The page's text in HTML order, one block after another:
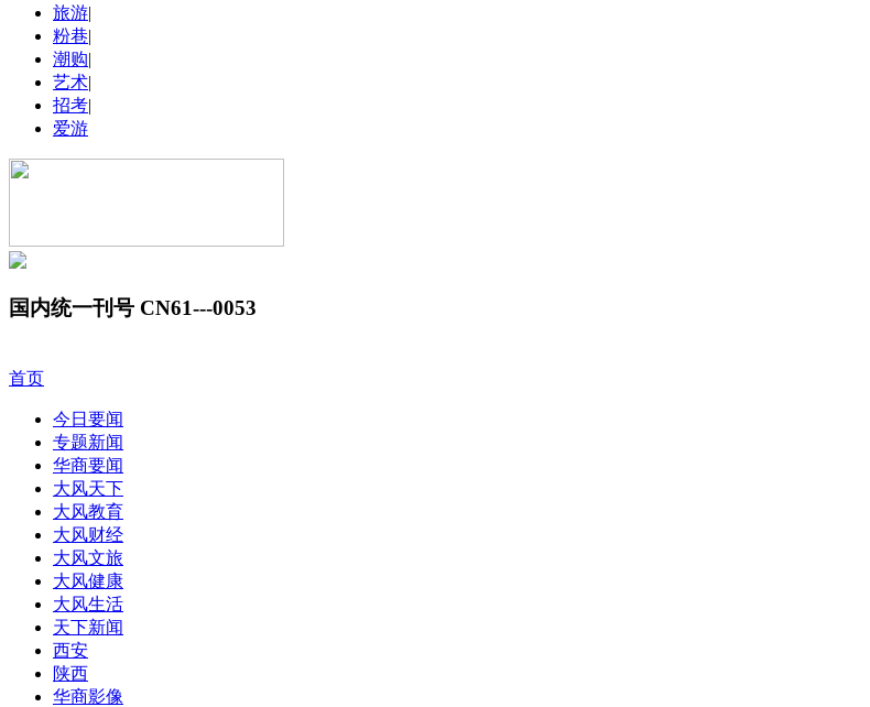
旅游|
粉巷|
潮购|
艺术|
招考|
爱游
国内统一刊号 CN61---0053
首页
今日要闻
专题新闻
华商要闻
大风天下
大风教育
大风财经
大风文旅
大风健康
大风生活
天下新闻
西安
陕西
华商影像